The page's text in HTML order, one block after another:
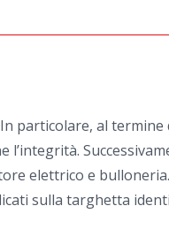
particolare, al termine
elettrico e
sulla targhetta